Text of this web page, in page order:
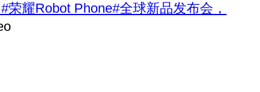
耀Robot Phone#全球新品发布会，